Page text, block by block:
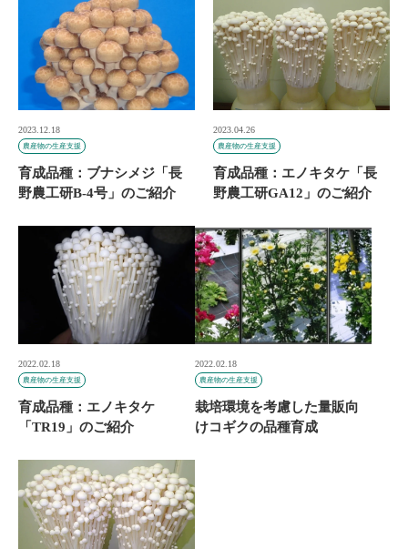
2023.12.18
農産物の生産支援
育成品種：ブナシメジ「長
野農工研B-4号」のご紹介
2023.04.26
農産物の生産支援
育成品種：エノキタケ「長
野農工研GA12」のご紹介
2022.02.18
農産物の生産支援
育成品種：エノキタケ
「TR19」のご紹介
2022.02.18
農産物の生産支援
栽培環境を考慮した量販向
けコギクの品種育成